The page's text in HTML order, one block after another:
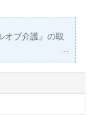
オブ介護』の取
たします。